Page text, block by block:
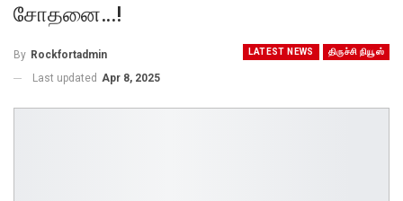
சோதனை…!
LATEST NEWS திருச்சி நியூஸ்
By Rockfortadmin
Last updated Apr 8, 2025